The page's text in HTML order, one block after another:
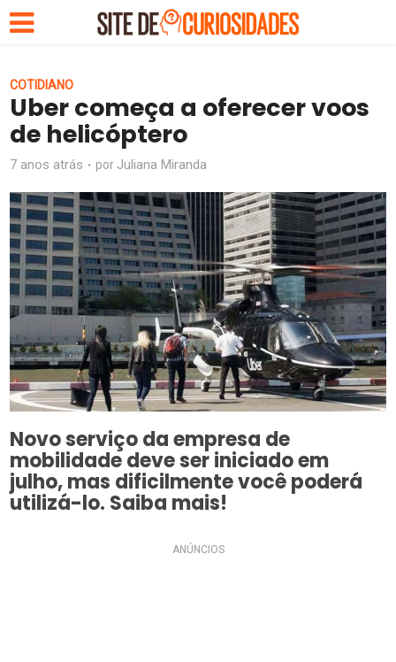
COTIDIANO
Uber começa a oferecer voos
de helicóptero
7 anos atrás por Juliana Miranda
Novo serviço da empresa de
mobilidade deve ser iniciado em
julho, mas dificilmente você poderá
utilizá-lo. Saiba mais!
ANÚNCIOS